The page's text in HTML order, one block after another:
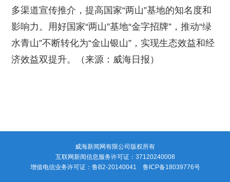
多渠道宣传推介，提高国家“两山”基地的知名度和
影响力。用好国家“两山”基地“金字招牌”，推动“绿
水青山”不断转化为“金山银山”，实现生态效益和经
济效益双提升。（来源：威海日报）
威海新闻网有限公司版权所有
互联网新闻信息服务许可证：37120240008
增值电信业务许可证：鲁B2-20140041 鲁ICP备18039776号